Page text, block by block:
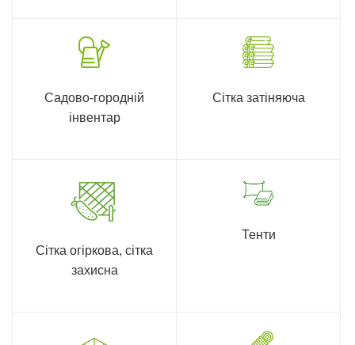
Садово-городній
інвентар
Сітка затіняюча
Сітка огіркова, сітка
захисна
Тенти